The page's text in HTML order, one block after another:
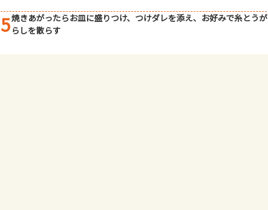
5焼きあがったらお皿に盛りつけ、つけダレを添え、お好みで糸とうが
らしを散らす